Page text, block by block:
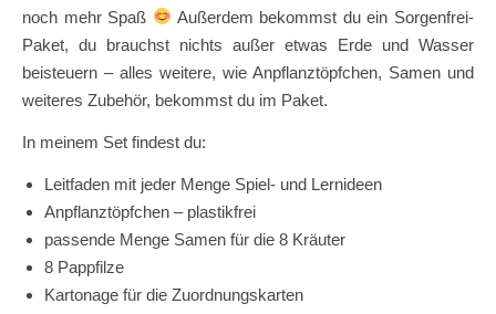
noch mehr Spaß
Außerdem bekommst du ein Sorgenfrei-
Paket, du brauchst nichts außer etwas Erde und Wasser
beisteuern – alles weitere, wie Anpflanztöpfchen, Samen und
weiteres Zubehör, bekommst du im Paket.
In meinem Set findest du:
Leitfaden mit jeder Menge Spiel- und Lernideen
Anpflanztöpfchen – plastikfrei
passende Menge Samen für die 8 Kräuter
8 Pappfilze
Kartonage für die Zuordnungskarten